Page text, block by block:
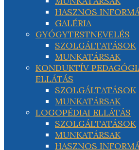
HASZNOS
GALÉRIA
GYÓGYTESTNEVELÉS
SZOLGÁLTATÁSOK
MUNKATÁRSAK
KONDUKTÍV
ELLÁTÁS
SZOLGÁLTATÁSOK
MUNKATÁRSAK
LOGOPÉDIAI ELLÁTÁS
SZOLGÁLTATÁSOK
MUNKATÁRSAK
HASZNOS